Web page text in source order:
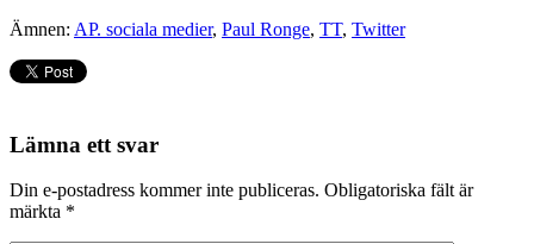
Ämnen: AP. sociala medier, Paul Ronge, TT, Twitter
Lämna ett svar
Din e-postadress kommer inte publiceras. Obligatoriska fält är
märkta *